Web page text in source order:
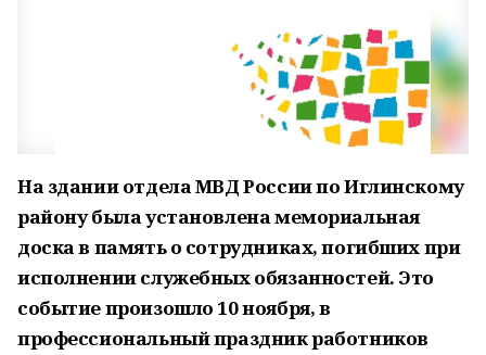
На здании отдела МВД России по Иглинскому
району была установлена мемориальная
доска в память о сотрудниках, погибших при
исполнении служебных обязанностей. Это
событие произошло 10 ноября, в
профессиональный праздник работников